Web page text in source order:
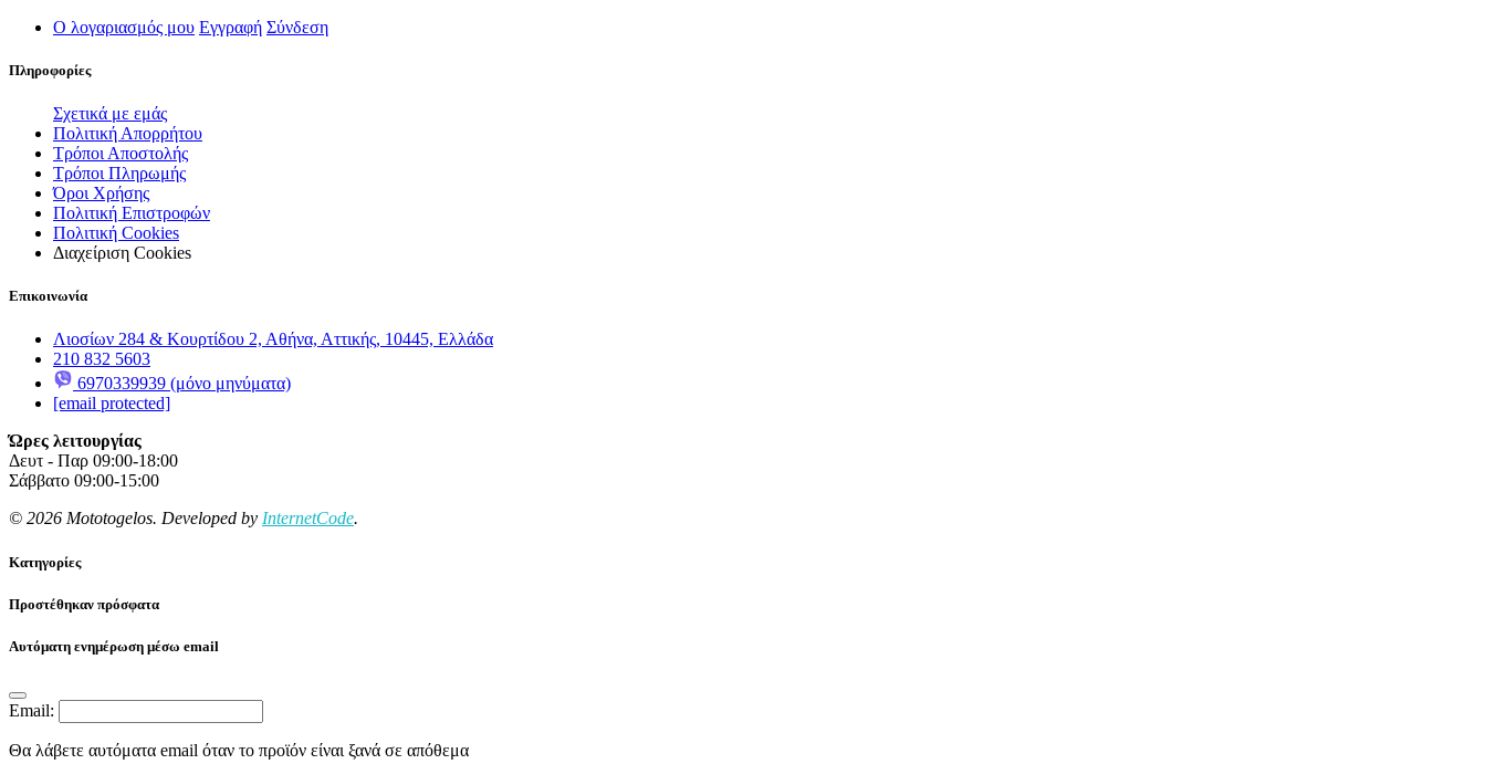
Ο λογαριασμός μου Εγγραφή Σύνδεση
Πληροφορίες
Σχετικά με εμάς
Πολιτική Απορρήτου
Τρόποι Αποστολής
Τρόποι Πληρωμής
Όροι Χρήσης
Πολιτική Επιστροφών
Πολιτική Cookies
Διαχείριση Cookies
Επικοινωνία
Λιοσίων 284 & Κουρτίδου 2, Αθήνα, Αττικής, 10445, Ελλάδα
210 832 5603
6970339939 (μόνο μηνύματα)
[email protected]
Ώρες λειτουργίας
Δευτ - Παρ 09:00-18:00
Σάββατο 09:00-15:00
© 2026 Mototogelos. Developed by InternetCode.
Κατηγορίες
Προστέθηκαν πρόσφατα
Αυτόματη ενημέρωση μέσω email
Email:
Θα λάβετε αυτόματα email όταν το προϊόν είναι ξανά σε απόθεμα